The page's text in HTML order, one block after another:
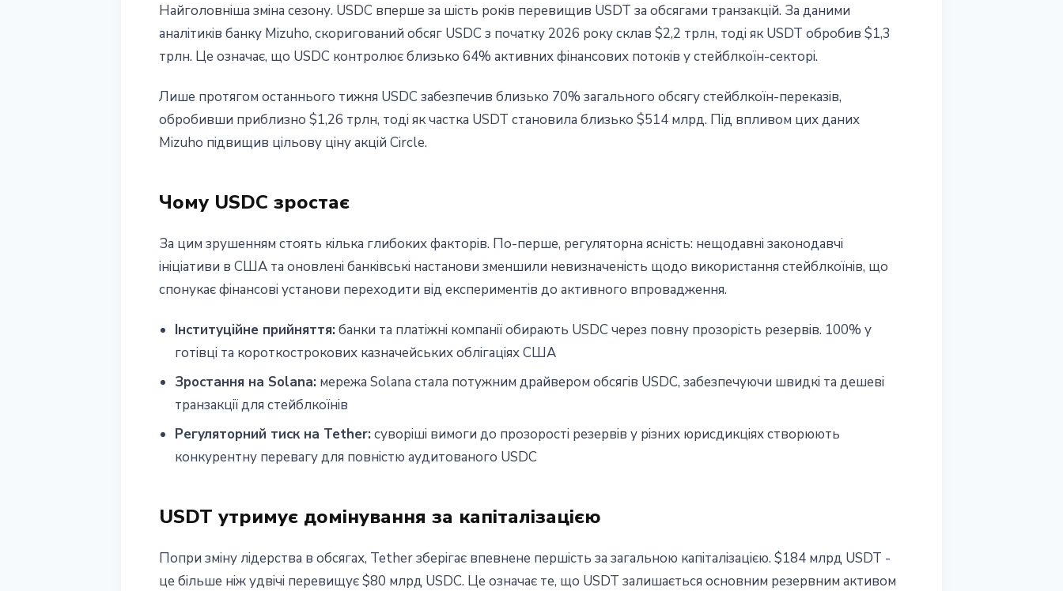
Найголовніша зміна сезону. USDC вперше за шість років перевищив USDT за обсягами транзакцій. За даними
аналітиків банку Mizuho, скоригований обсяг USDC з початку 2026 року склав $2,2 трлн, тоді як USDT обробив $1,3
трлн. Це означає, що USDC контролює близько 64% активних фінансових потоків у стейблкоїн-секторі.
Лише протягом останнього тижня USDC забезпечив близько 70% загального обсягу стейблкоїн-переказів,
обробивши приблизно $1,26 трлн, тоді як частка USDT становила близько $514 млрд. Під впливом цих даних
Mizuho підвищив цільову ціну акцій Circle.
Чому USDC зростає
За цим зрушенням стоять кілька глибоких факторів. По-перше, регуляторна ясність: нещодавні законодавчі
ініціативи в США та оновлені банківські настанови зменшили невизначеність щодо використання стейблкоїнів, що
спонукає фінансові установи переходити від експериментів до активного впровадження.
Інституційне прийняття:банки та платіжні компанії обирають USDC через повну прозорість резервів. 100% у
готівці та короткострокових казначейських облігаціях США
Зростання на Solana: мережа Solana стала потужним драйвером обсягів USDC, забезпечуючи швидкі та дешеві
транзакції для стейблкоїнів
Регуляторний тиск на Tether:суворіші вимоги до прозорості резервів у різних юрисдикціях створюють
конкурентну перевагу для повністю аудитованого USDC
USDT утримує домінування за капіталізацією
Попри зміну лідерства в обсягах, Tether зберігає впевнене першість за загальною капіталізацією. $184 млрд USDT -
це більше ніж удвічі перевищує $80 млрд USDC. Це означає те, що USDT залишається основним резервним активом